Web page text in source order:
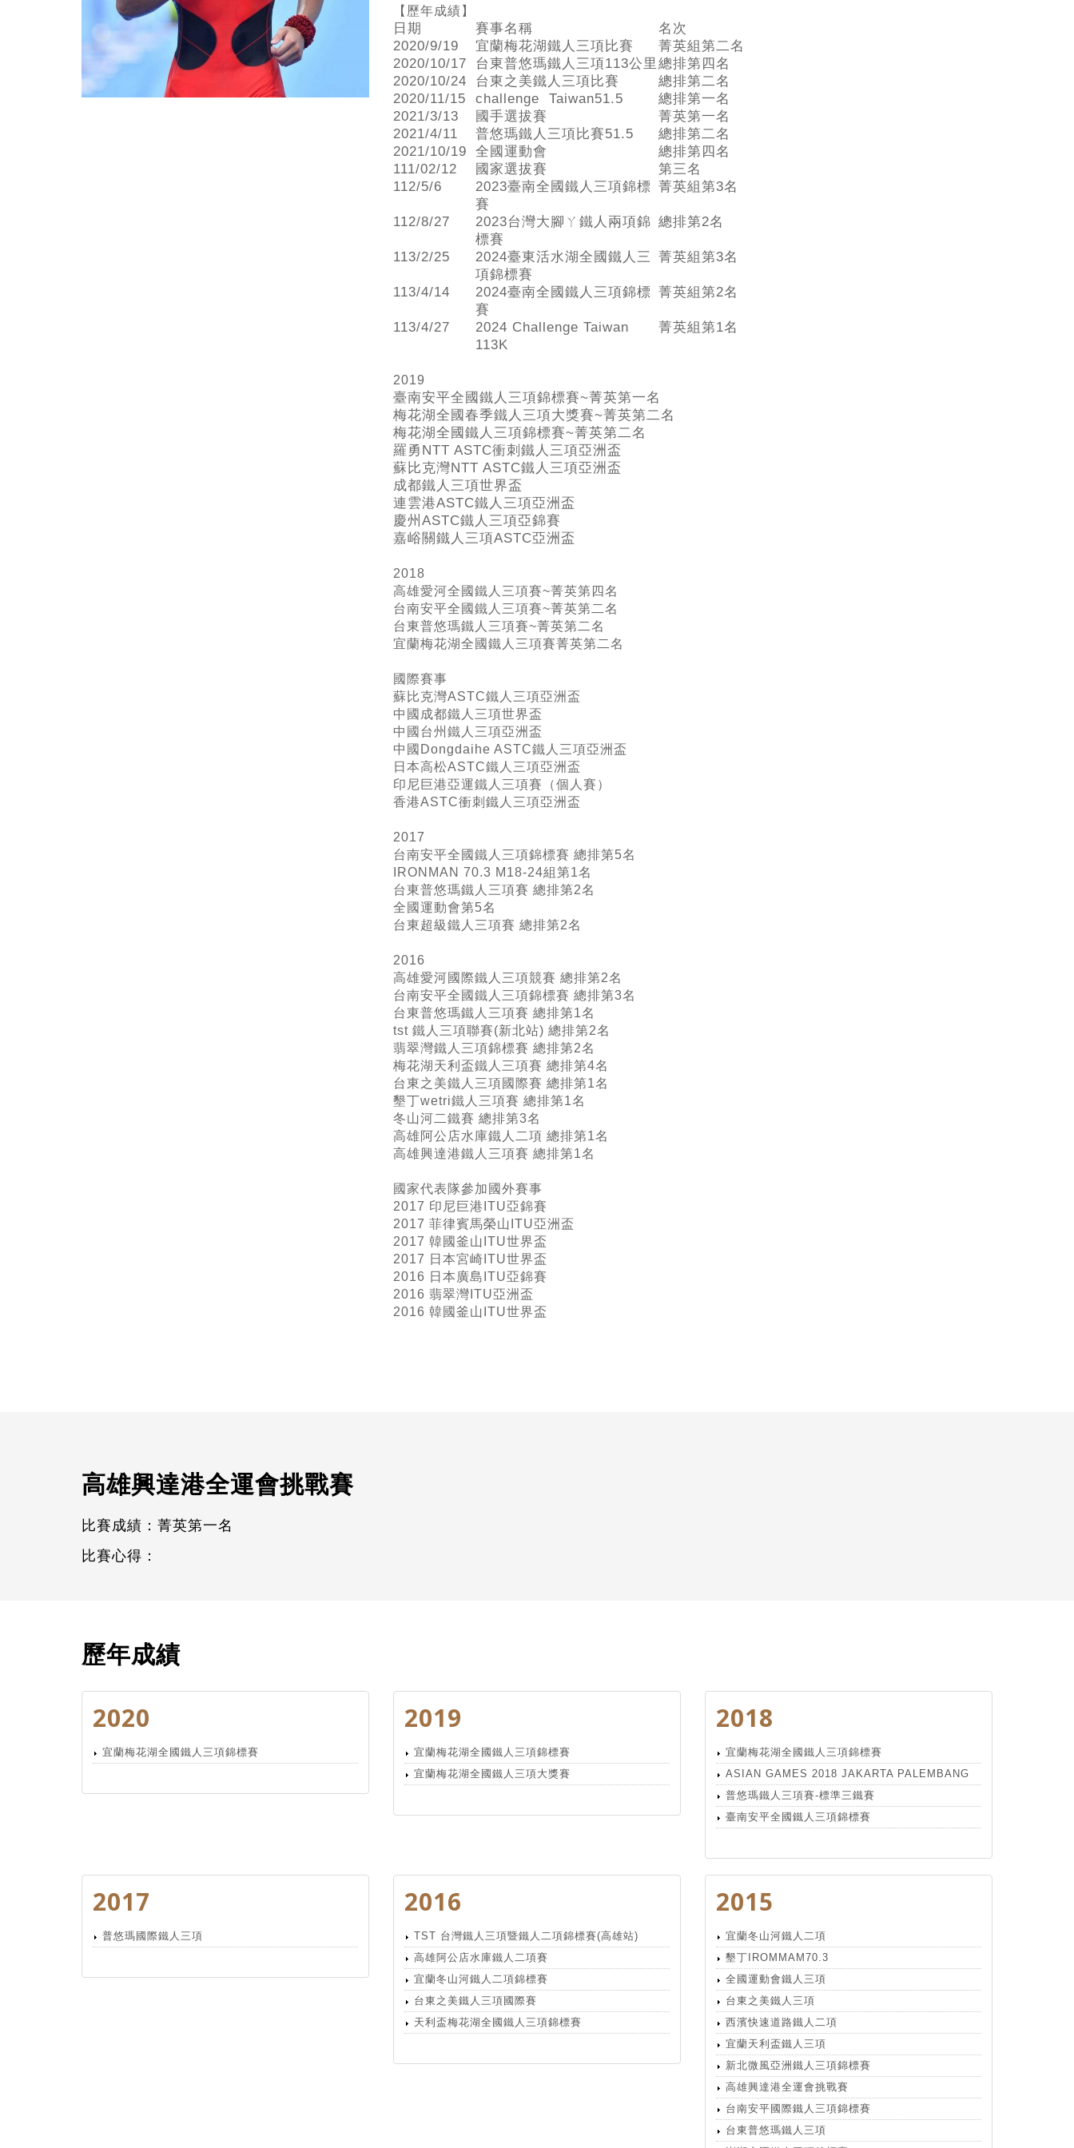
【歷年成績】
日期 賽事名稱
名次
2020/9/19
宜蘭梅花湖鐵人三項比賽
菁英組第二名
2020/10/17
台東普悠瑪鐵人三項113公里 總排第四名
2020/10/24
台東之美鐵人三項比賽
總排第二名
2020/11/15
challenge Taiwan51.5
總排第一名
2021/3/13
國手選拔賽
菁英第一名
2021/4/11
普悠瑪鐵人三項比賽51.5
總排第二名
2021/10/19
全國運動會
總排第四名
111/02/12
國家選拔賽
第三名
112/5/6
2023臺南全國鐵人三項錦標
賽
菁英組第3名
112/8/27
2023台灣大腳ㄚ鐵人兩項錦
標賽
總排第2名
113/2/25
2024臺東活水湖全國鐵人三
項錦標賽
菁英組第3名
113/4/14
2024臺南全國鐵人三項錦標
賽
菁英組第2名
113/4/27
2024 Challenge Taiwan
113K
菁英組第1名
2019
臺南安平全國鐵人三項錦標賽~菁英第一名
梅花湖全國春季鐵人三項大獎賽~菁英第二名
梅花湖全國鐵人三項錦標賽~菁英第二名
羅勇NTT ASTC衝刺鐵人三項亞洲盃
蘇比克灣NTT ASTC鐵人三項亞洲盃
成都鐵人三項世界盃
連雲港ASTC鐵人三項亞洲盃
慶州ASTC鐵人三項亞錦賽
嘉峪關鐵人三項ASTC亞洲盃
2018
高雄愛河全國鐵人三項賽~菁英第四名
台南安平全國鐵人三項賽~菁英第二名
台東普悠瑪鐵人三項賽~菁英第二名
宜蘭梅花湖全國鐵人三項賽菁英第二名
國際賽事
蘇比克灣ASTC鐵人三項亞洲盃
中國成都鐵人三項世界盃
中國台州鐵人三項亞洲盃
中國Dongdaihe ASTC鐵人三項亞洲盃
日本高松ASTC鐵人三項亞洲盃
印尼巨港亞運鐵人三項賽（個人賽）
香港ASTC衝刺鐵人三項亞洲盃
2017
台南安平全國鐵人三項錦標賽 總排第5名
IRONMAN 70.3 M18-24組第1名
台東普悠瑪鐵人三項賽 總排第2名
全國運動會第5名
台東超級鐵人三項賽 總排第2名
2016
高雄愛河國際鐵人三項競賽 總排第2名
台南安平全國鐵人三項錦標賽 總排第3名
台東普悠瑪鐵人三項賽 總排第1名
tst 鐵人三項聯賽(新北站) 總排第2名
翡翠灣鐵人三項錦標賽 總排第2名
梅花湖天利盃鐵人三項賽 總排第4名
台東之美鐵人三項國際賽 總排第1名
墾丁wetri鐵人三項賽 總排第1名
冬山河二鐵賽 總排第3名
高雄阿公店水庫鐵人二項 總排第1名
高雄興達港鐵人三項賽 總排第1名
國家代表隊參加國外賽事
2017 印尼巨港ITU亞錦賽
2017 菲律賓馬榮山ITU亞洲盃
2017 韓國釜山ITU世界盃
2017 日本宮崎ITU世界盃
2016 日本廣島ITU亞錦賽
2016 翡翠灣ITU亞洲盃
2016 韓國釜山ITU世界盃
高雄興達港全運會挑戰賽
比賽成績：菁英第一名
比賽心得：
歷年成績
2020
宜蘭梅花湖全國鐵人三項錦標賽
2019
宜蘭梅花湖全國鐵人三項錦標賽
宜蘭梅花湖全國鐵人三項大獎賽
2018
宜蘭梅花湖全國鐵人三項錦標賽
ASIAN GAMES 2018 JAKARTA PALEMBANG
普悠瑪鐵人三項賽-標準三鐵賽
臺南安平全國鐵人三項錦標賽
2017
普悠瑪國際鐵人三項
2016
TST 台灣鐵人三項暨鐵人二項錦標賽(高雄站)
高雄阿公店水庫鐵人二項賽
宜蘭冬山河鐵人二項錦標賽
台東之美鐵人三項國際賽
天利盃梅花湖全國鐵人三項錦標賽
2015
宜蘭冬山河鐵人二項
墾丁IROMMAM70.3
全國運動會鐵人三項
台東之美鐵人三項
西濱快速道路鐵人二項
宜蘭天利盃鐵人三項
新北微風亞洲鐵人三項錦標賽
高雄興達港全運會挑戰賽
台南安平國際鐵人三項錦標賽
台東普悠瑪鐵人三項